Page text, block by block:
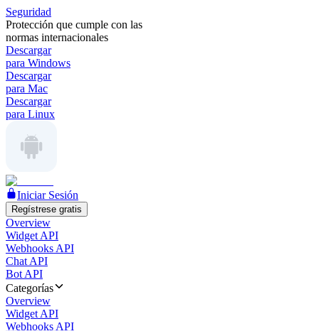
Seguridad
Protección que cumple con las
normas internacionales
Descargar
para Windows
Descargar
para Mac
Descargar
para Linux
Iniciar Sesión
Regístrese gratis
Overview
Widget API
Webhooks API
Chat API
Bot API
Categorías
Overview
Widget API
Webhooks API